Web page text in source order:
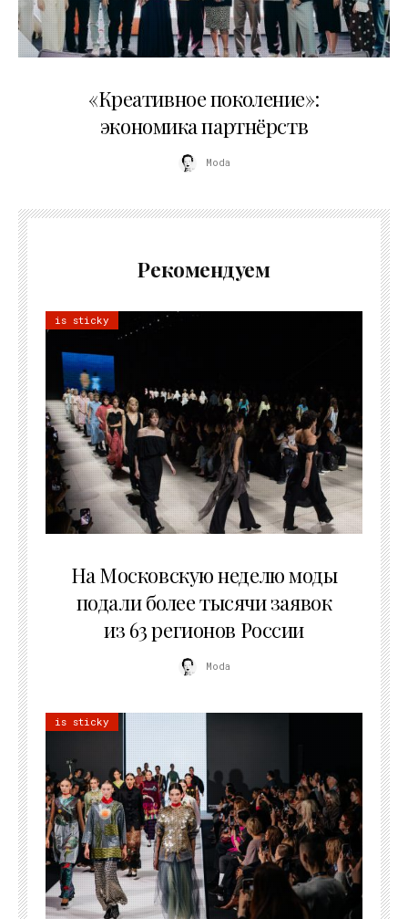
«Креативное поколение»:
экономика партнёрств
Moda
Рекомендуем
is sticky
На Московскую неделю моды
подали более тысячи заявок
из 63 регионов России
Moda
is sticky